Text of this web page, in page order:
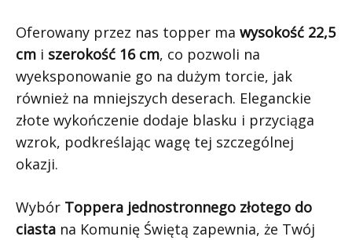
Oferowany przez nas topper ma wysokość 22,5
cm i szerokość 16 cm, co pozwoli na
wyeksponowanie go na dużym torcie, jak
również na mniejszych deserach. Eleganckie
złote wykończenie dodaje blasku i przyciąga
wzrok, podkreślając wagę tej szczególnej
okazji.
Wybór Toppera jednostronnego złotego do
ciasta na Komunię Świętą zapewnia, że Twój